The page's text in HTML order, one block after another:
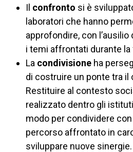
Il confronto si è
laboratori che hanno
approfondire, con
i temi affrontati durante
La condivisione ha
di costruire un ponte tra il
Restituire al contesto
realizzato dentro gli
modo per condividere
percorso affrontato in
sviluppare nuove sinergie.